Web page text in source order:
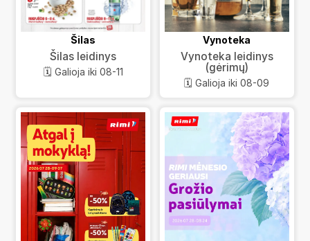
Šilas
Šilas leidinys
🗓️ Galioja iki 08-11
Vynoteka
Vynoteka leidinys
(gėrimų)
🗓️ Galioja iki 08-09